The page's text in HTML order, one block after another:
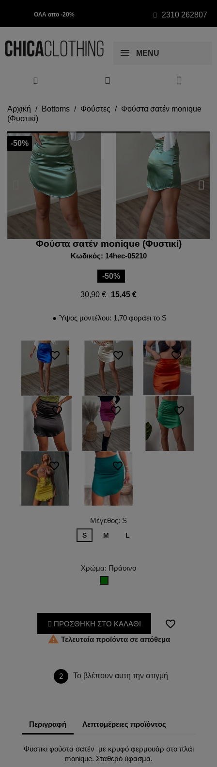
ΟΛΑ απο -20% 2310 262807
MENU
Αρχική Bottoms Φούστες
Φούστα σατέν monique
(Φυστικί)
-50%
Φούστα σατέν monique (Φυστικί)
Κωδικός: 14hec-05210
-50%
30,90 € 15,45 €
● Ύψος μοντέλου: 1,70 φοράει το S
favorite_border favorite_border favorite_border
favorite_border favorite_border favorite_border
favorite_border favorite_border
Μέγεθος: S
S M L
Χρώμα: Πράσινο
ΠΡΟΣΘΗΚΗ ΣΤΟ ΚΑΛΑΘΙ
favorite_border
 Τελευταία προϊόντα σε απόθεμα
2 Το βλέπουν αυτη την στιγμή
Περιγραφή Λεπτομέρειες προϊόντος
Φυστικι φούστα σατέν με κρυφό φερμουάρ στο πλάι
monique. Σταθερό ύφασμα.